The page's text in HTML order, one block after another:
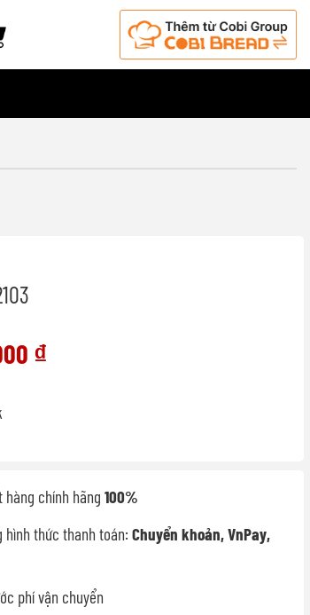
₫
hàng chính hãng 100%
hình thức thanh toán: Chuyển khoản, VnPay,
phí vận chuyển